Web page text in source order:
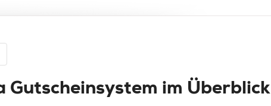
Gutscheinsystem im Überblick